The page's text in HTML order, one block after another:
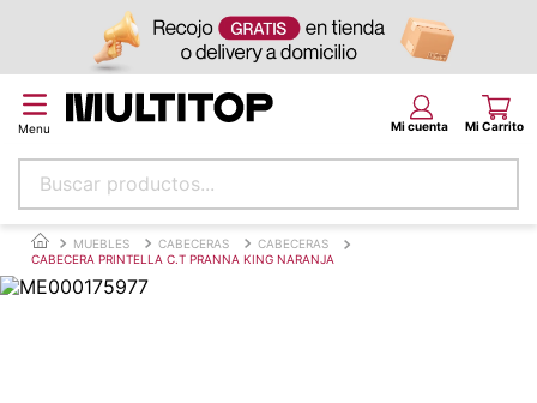
Buscar productos...
MUEBLES CABECERAS
CABECERAS
CABECERA PRINTELLA C.T PRANNA KING NARANJA
Términos más buscados
papel tapiz